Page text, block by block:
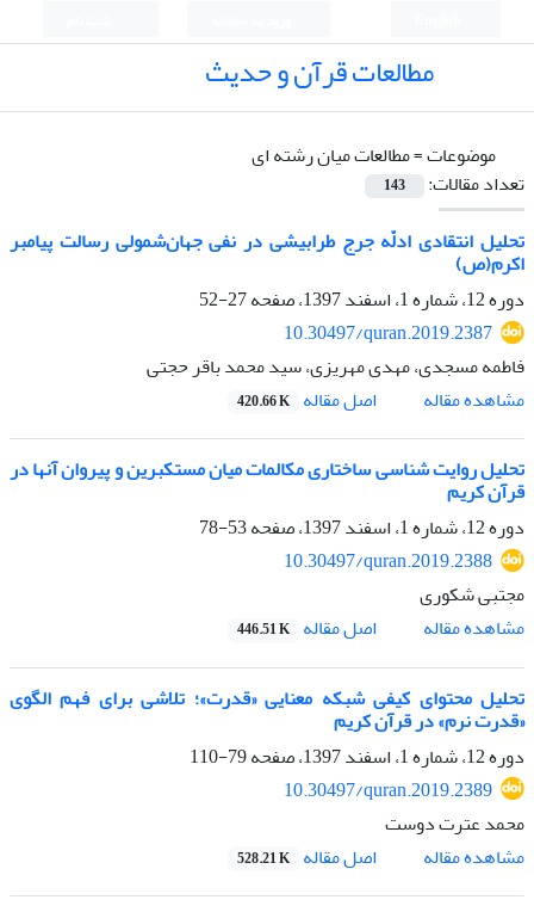
مطالعات قرآن و حدیث
موضوعات =مطالعات میان رشته ای
تعداد مقالات:
143
تحلیل انتقادی ادلّه جرج طرابیشی در نفی جهان‌شمولی رسالت پیامبر
اکرم(ص)
دوره 12، شماره 1، اسفند 1397، صفحه
27-52
10.30497/quran.2019.2387
فاطمه مسجدی، مهدی مهریزی، سید محمد باقر حجتی
مشاهده مقاله
اصل مقاله 420.66 K
تحلیل روایت‌ شناسی ساختاری مکالمات میان مستکبرین و پیروان آنها در
قرآن کریم
دوره 12، شماره 1، اسفند 1397، صفحه
53-78
10.30497/quran.2019.2388
مجتبی شکوری
مشاهده مقاله
اصل مقاله 446.51 K
تحلیل محتوای کیفی شبکه معنایی «قدرت»؛ تلاشی برای فهم الگوی
«قدرت نرم» در قرآن کریم
دوره 12، شماره 1، اسفند 1397، صفحه
79-110
10.30497/quran.2019.2389
محمد عترت دوست
مشاهده مقاله
اصل مقاله 528.21 K